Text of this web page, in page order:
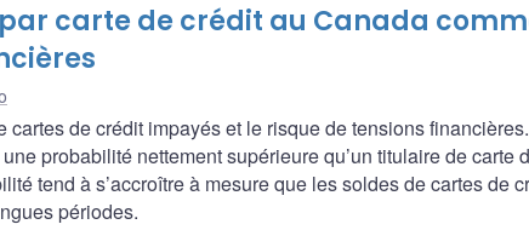
carte de crédit au Canada
de crédit impayés et le risque de tensions
probabilité nettement supérieure qu’un titulaire de carte
tend à s’accroître à mesure que les soldes de cartes de
périodes.